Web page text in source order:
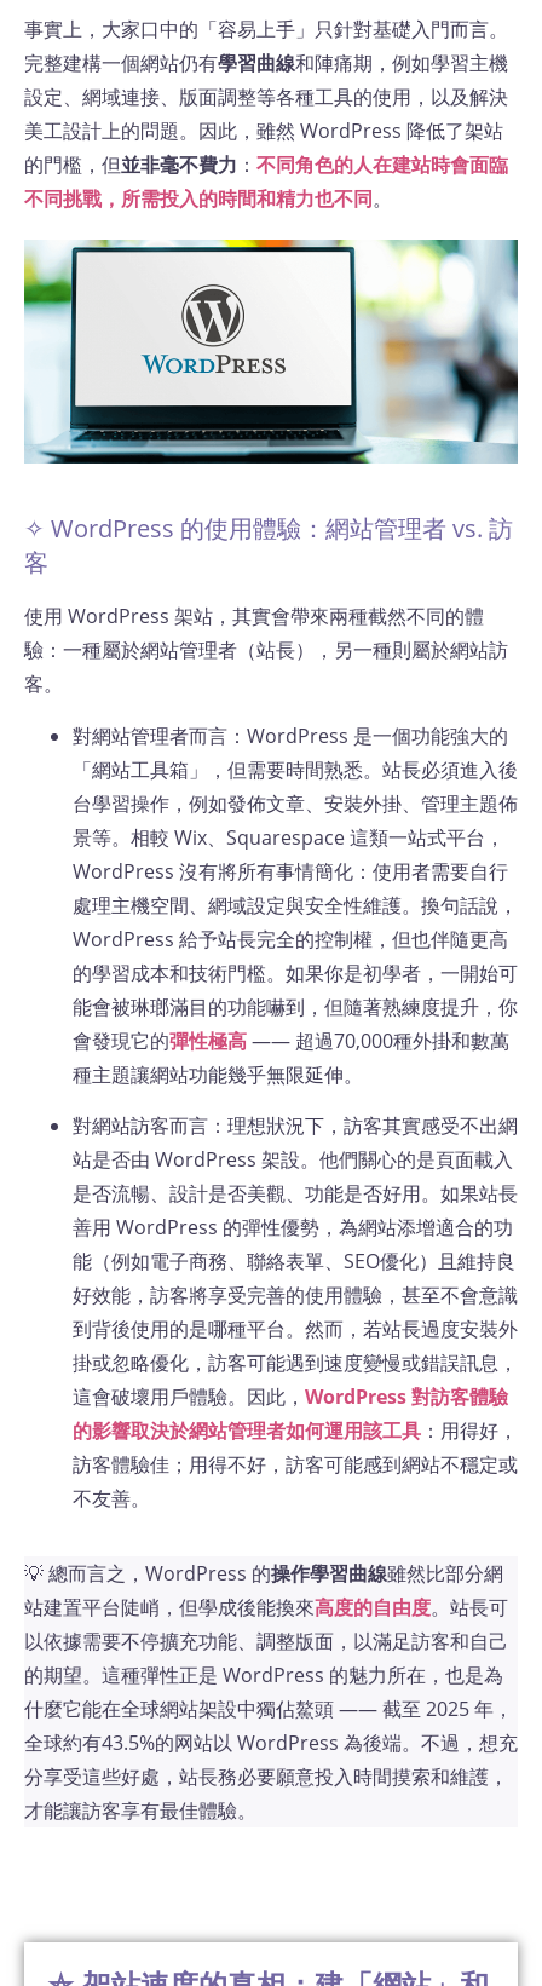
事實上，大家口中的「容易上手」只針對基礎入門而言。
完整建構一個網站仍有學習曲線和陣痛期，例如學習主機
設定、網域連接、版面調整等各種工具的使用，以及解決
美工設計上的問題​。因此，雖然 WordPress 降低了架站
的門檻，但並非毫不費力 ： 不同角色的人在建站時會面臨
不同挑戰，所需投入的時間和精力也不同。
✧ WordPress 的使用體驗：網站管理者 vs. 訪
客
使用 WordPress 架站，其實會帶來兩種截然不同的體
驗：一種屬於網站管理者（站長），另一種則屬於網站訪
客。
對網站管理者而言：WordPress 是一個功能強大的
「網站工具箱」，但需要時間熟悉。站長必須進入後
台學習操作，例如發佈文章、安裝外掛、管理主題佈
景等。相較 Wix、Squarespace 這類一站式平台，
WordPress 沒有將所有事情簡化：使用者需要自行
處理主機空間、網域設定與安全性維護​。換句話說，
WordPress 給予站長完全的控制權，但也伴隨更高
的學習成本和技術門檻。如果你是初學者，一開始可
能會被琳瑯滿目的功能嚇到，但隨著熟練度提升，你
會發現它的彈性極高—— 超過70,000種外掛和數萬
種主題讓網站功能幾乎無限延伸​。
對網站訪客而言：理想狀況下，訪客其實感受不出網
站是否由 WordPress 架設。他們關心的是頁面載入
是否流暢、設計是否美觀、功能是否好用。如果站長
善用 WordPress 的彈性優勢，為網站添增適合的功
能（例如電子商務、聯絡表單、SEO優化）且維持良
好效能，訪客將享受完善的使用體驗，甚至不會意識
到背後使用的是哪種平台。然而，若站長過度安裝外
掛或忽略優化，訪客可能遇到速度變慢或錯誤訊息，
這會破壞用戶體驗。因此， WordPress 對訪客體驗
的影響取決於網站管理者如何運用該工具 ：用得好，
訪客體驗佳；用得不好，訪客可能感到網站不穩定或
不友善。
💡 總而言之，WordPress 的操作學習曲線雖然比部分網
站建置平台陡峭，但學成後能換來高度的自由度。站長可
以依據需要不停擴充功能、調整版面，以滿足訪客和自己
的期望。這種彈性正是 WordPress 的魅力所在，也是為
什麼它能在全球網站架設中獨佔鰲頭 —— 截至 2025 年，
全球約有43.5%的网站以 WordPress 為後端​。不過，想充
分享受這些好處，站長務必要願意投入時間摸索和維護，
才能讓訪客享有最佳體驗。